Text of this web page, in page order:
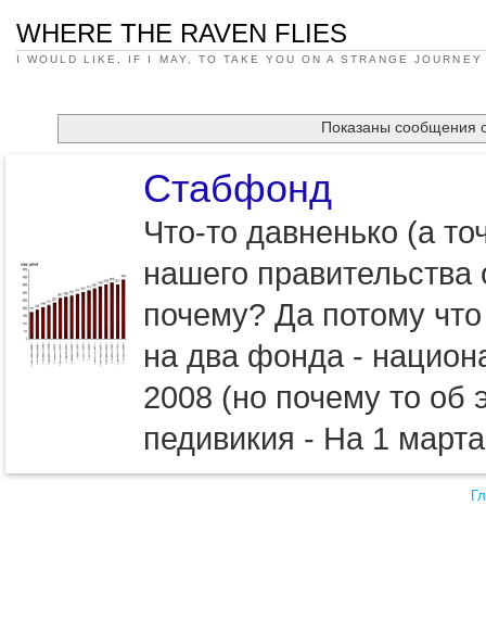
WHERE THE RAVEN FLIES
I WOULD LIKE, IF I MAY, TO TAKE YOU ON A STRANGE JOURNEY
Показаны сообщения
Стабфонд
Что-то давненько (а
нашего
почему? Да потому
на два фонда -
2008 (но почему то об
педивикия - На 1